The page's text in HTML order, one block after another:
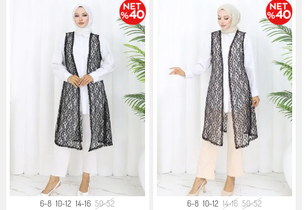
6-8 10-12 14-16 50-52 6-8 10-12 14-16 50-52